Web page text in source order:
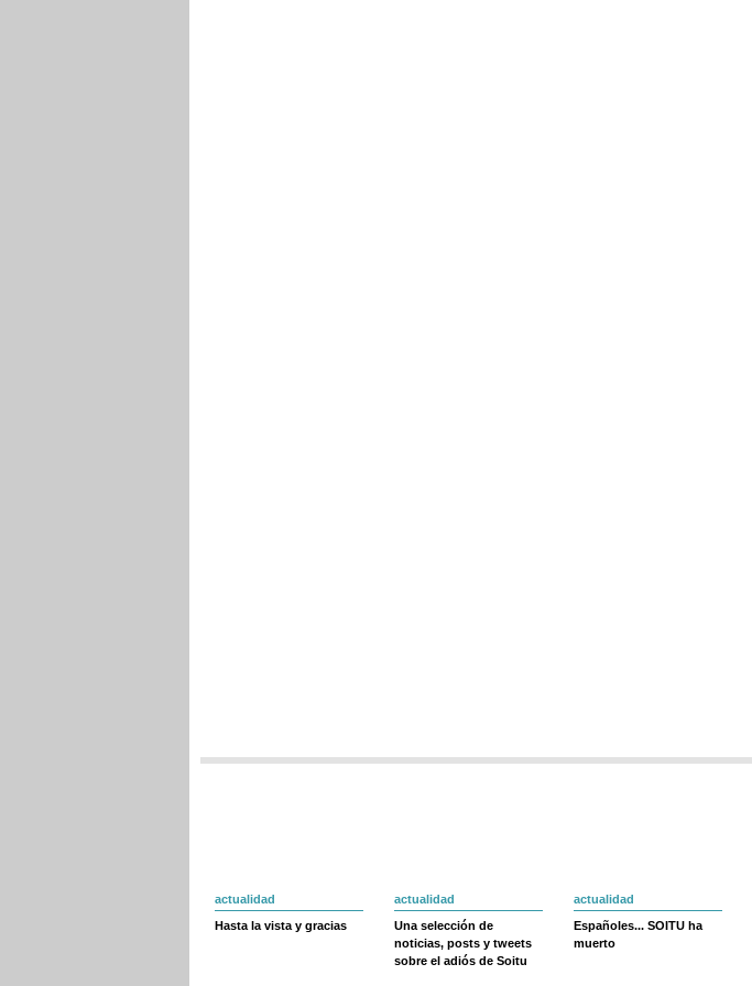
actualidad
Hasta la vista y gracias
actualidad
Una selección de
noticias, posts y tweets
sobre el adiós de Soitu
actualidad
Españoles... SOITU ha
muerto